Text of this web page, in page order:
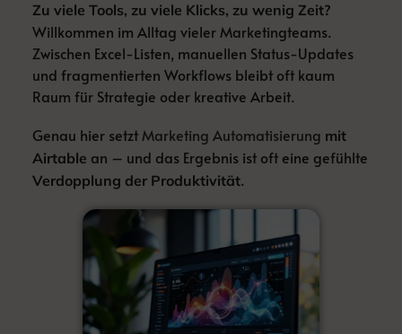
Zu viele Tools, zu viele Klicks, zu wenig Zeit?
Willkommen im Alltag vieler Marketingteams.
Zwischen Excel-Listen, manuellen Status-Updates
und fragmentierten Workflows bleibt oft kaum
Raum für Strategie oder kreative Arbeit.
Genau hier setzt Marketing Automatisierung mit
Airtable an – und das Ergebnis ist oft eine gefühlte
Verdopplung der Produktivität.